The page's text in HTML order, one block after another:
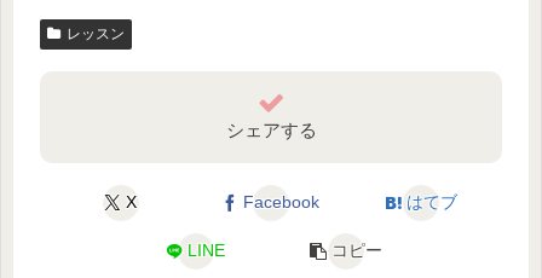
レッスン
シェアする
X Facebook はてブ
LINE コピー